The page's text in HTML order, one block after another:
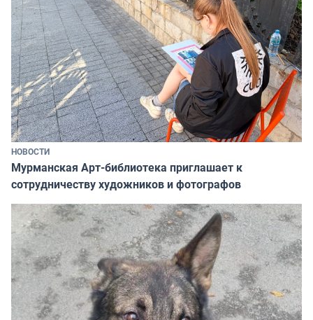
НОВОСТИ
Мурманская Арт-библиотека приглашает к
сотрудничеству художников и фотографов